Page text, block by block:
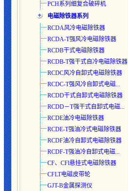
PCH系列细复合破碎机
电磁除铁器系列
RCDA风冷电磁除铁器
RCDA-T强风冷电磁除铁器
RCDB干式电磁除铁器
RCDB-T强干式自冷电磁除铁器
RCDC风冷自卸式电磁除铁器
RCDC-T强风冷自卸式电磁...
RCDD干式自卸式电磁除铁器
RCDD－T强干式自卸式电磁...
RCDE油冷电磁除铁器
RCDE-T强油冷式电磁除铁器
RCDF油冷自卸式电磁除铁器
RCDF-T强油冷自卸式电磁...
CF、CFl悬挂式电磁除铁器
CFLT电磁皮带轮
GJT-B金属探测仪